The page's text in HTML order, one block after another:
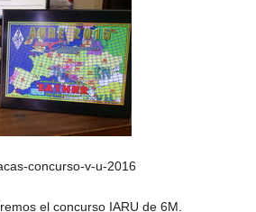
el concurso IARU de 6M.